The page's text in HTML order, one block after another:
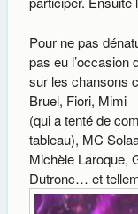
Pour ne pas
pas eu l’occasion
sur les chansons
Bruel, Fiori, Mimi
(qui a tenté de
tableau), MC
Michèle Laroque,
Dutronc… et